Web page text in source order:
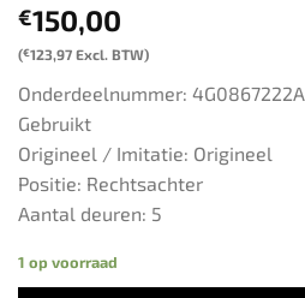
€150,00
(€123,97 Excl. BTW)
Onderdeelnummer: 4G0867222A
Gebruikt
Origineel / Imitatie: Origineel
Positie: Rechtsachter
Aantal deuren: 5
1 op voorraad